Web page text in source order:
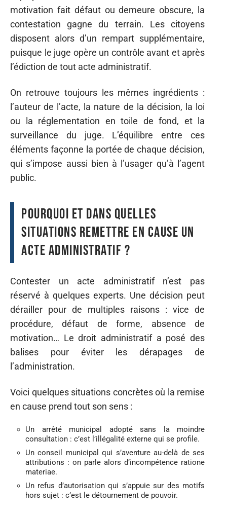
motivation fait défaut ou demeure obscure, la
contestation gagne du terrain. Les citoyens
disposent alors d’un rempart supplémentaire,
puisque le juge opère un contrôle avant et après
l’édiction de tout acte administratif.
On retrouve toujours les mêmes ingrédients :
l’auteur de l’acte, la nature de la décision, la loi
ou la réglementation en toile de fond, et la
surveillance du juge. L’équilibre entre ces
éléments façonne la portée de chaque décision,
qui s’impose aussi bien à l’usager qu’à l’agent
public.
Pourquoi et dans quelles
situations remettre en cause un
acte administratif ?
Contester un acte administratif n’est pas
réservé à quelques experts. Une décision peut
dérailler pour de multiples raisons : vice de
procédure, défaut de forme, absence de
motivation… Le droit administratif a posé des
balises pour éviter les dérapages de
l’administration.
Voici quelques situations concrètes où la remise
en cause prend tout son sens :
Un arrêté municipal adopté sans la moindre
consultation : c’est l’illégalité externe qui se profile.
Un conseil municipal qui s’aventure au-delà de ses
attributions : on parle alors d’incompétence ratione
materiae.
Un refus d’autorisation qui s’appuie sur des motifs
hors sujet : c’est le détournement de pouvoir.